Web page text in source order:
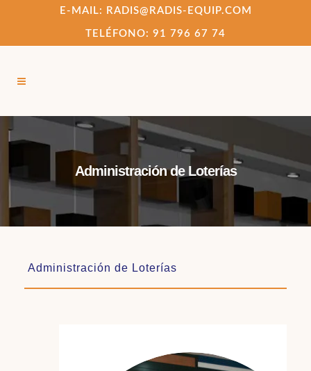
E-MAIL: RADIS@RADIS-EQUIP.COM
TELÉFONO: 91 796 67 74
Administración de Loterías
Administración de Loterías